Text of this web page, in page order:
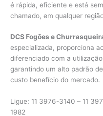
é rápida, eficiente e está
chamado, em qualquer
DCS Fogões e
especializada, proporciona
diferenciado com a
garantindo um alto padrão
custo benefício do mercado.
Ligue: 11 3976-3140 – 11
1982